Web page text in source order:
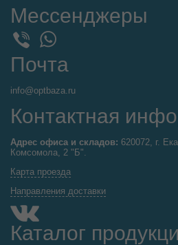
Мессенджеры
WhatsApp
Почта
info@optbaza.ru
Контактная
Адрес офиса и складов: 620072, г.
Комсомола, 2 "Б".
Карта проезда
Направления доставки
Каталог